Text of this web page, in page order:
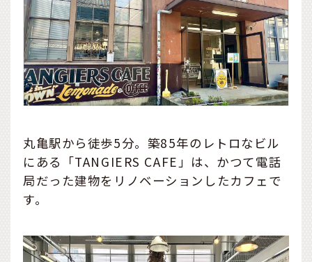
丸亀駅から徒歩5分。築85年のレトロなビル
にある「TANGIERS CAFE」は、かつて電話
局だった建物をリノベーションしたカフェで
す。